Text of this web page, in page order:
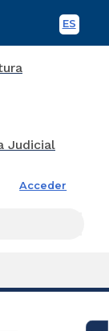
ES
Acceder